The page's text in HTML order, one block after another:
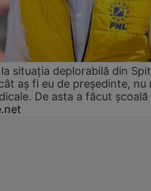
situația deplorabilă din
aș fi eu de președinte, nu
De asta a făcut școală